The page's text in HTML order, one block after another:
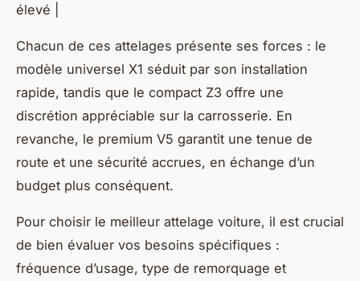
élevé |
Chacun de ces attelages présente ses forces : le
modèle universel X1 séduit par son installation
rapide, tandis que le compact Z3 offre une
discrétion appréciable sur la carrosserie. En
revanche, le premium V5 garantit une tenue de
route et une sécurité accrues, en échange d’un
budget plus conséquent.
Pour choisir le meilleur attelage voiture, il est crucial
de bien évaluer vos besoins spécifiques :
fréquence d’usage, type de remorquage et